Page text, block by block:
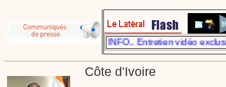
2011, sur le LATERAL INFO.. Entretien vidéo
Côte d'Ivoire